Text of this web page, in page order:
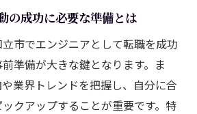
の成功に必要な準備とは
市でエンジニアとして転職を成功
準備が大きな鍵となります。ま
業界トレンドを把握し、自分に合
クアップすることが重要です。特